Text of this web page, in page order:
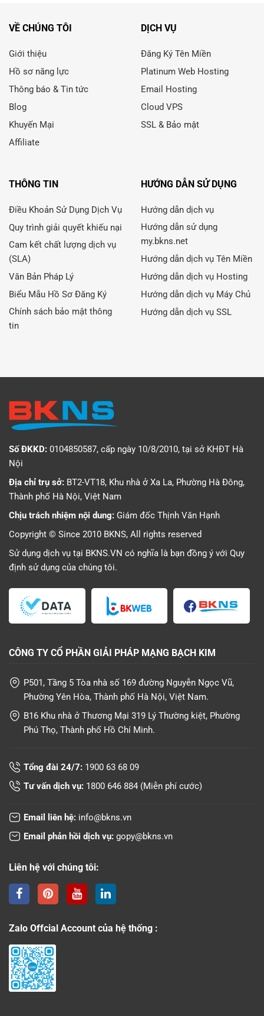
VỀ CHÚNG TÔI
Giới thiệu
Hồ sơ năng lực
Thông báo & Tin tức
Blog
Khuyến Mại
Affiliate
DỊCH VỤ
Đăng Ký Tên Miền
Platinum Web Hosting
Email Hosting
Cloud VPS
SSL & Bảo mật
THÔNG TIN
Điều Khoản Sử Dụng Dịch Vụ
Quy trình giải quyết khiếu nại
Cam kết chất lượng dịch vụ
(SLA)
Văn Bản Pháp Lý
Biểu Mẫu Hồ Sơ Đăng Ký
Chính sách bảo mật thông
tin
HƯỚNG DẪN SỬ DỤNG
Hướng dẫn dịch vụ
Hướng dẫn sử dụng
my.bkns.net
Hướng dẫn dịch vụ Tên Miền
Hướng dẫn dịch vụ Hosting
Hướng dẫn dịch vụ Máy Chủ
Hướng dẫn dịch vụ SSL
Số ĐKKD: 0104850587, cấp ngày 10/8/2010, tại sở KHĐT Hà
Nội
Địa chỉ trụ sở: BT2-VT18, Khu nhà ở Xa La, Phường Hà Đông,
Thành phố Hà Nội, Việt Nam
Chịu trách nhiệm nội dung: Giám đốc Thịnh Văn Hạnh
Copyright © Since 2010 BKNS, All rights reserved
Sử dụng dịch vụ tại BKNS.VN có nghĩa là bạn đồng ý với Quy
định sử dụng của chúng tôi.
CÔNG TY CỔ PHẦN GIẢI PHÁP MẠNG BẠCH KIM
P501, Tầng 5 Tòa nhà số 169 đường Nguyễn Ngọc Vũ,
Phường Yên Hòa, Thành phố Hà Nội, Việt Nam.
B16 Khu nhà ở Thương Mại 319 Lý Thường kiệt, Phường
Phú Thọ, Thành phố Hồ Chí Minh.
Tổng đài 24/7: 1900 63 68 09
Tư vấn dịch vụ: 1800 646 884 (Miễn phí cước)
Email liên hệ: info@bkns.vn
Email phản hồi dịch vụ: gopy@bkns.vn
Liên hệ với chúng tôi:
Zalo Offcial Account của hệ thống :